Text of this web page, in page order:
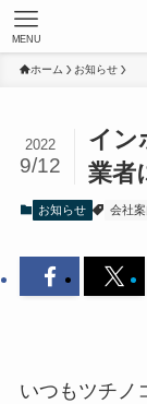
MENU
ホーム お知らせ
イン
業者
2022
9/12
お知らせ 会社
いつもツチノ